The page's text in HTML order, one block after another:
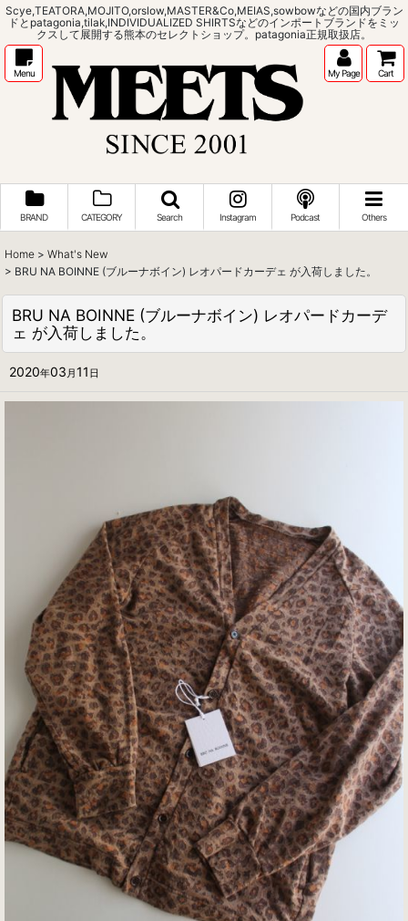
Scye,TEATORA,MOJITO,orslow,MASTER&Co,MEIAS,sowbowなどの国内ブラン
ドとpatagonia,tilak,INDIVIDUALIZED SHIRTSなどのインポートブランドをミッ
クスして展開する熊本のセレクトショップ。patagonia正規取扱店。
Menu My Page Cart
BRAND CATEGORY Search Instagram Podcast Others
Home > What's New
> BRU NA BOINNE (ブルーナボイン) レオパードカーデェ が入荷しました。
BRU NA BOINNE (ブルーナボイン) レオパードカーデ
ェ が入荷しました。
2020年03 月11 日